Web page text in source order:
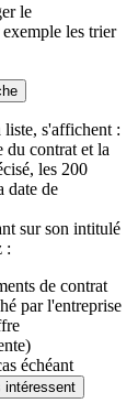
le
les trier
liste, s'affichent :
du contrat et la
les 200
date de
sur son intitulé
:
de contrat
par l'entreprise
échéant
intéressent